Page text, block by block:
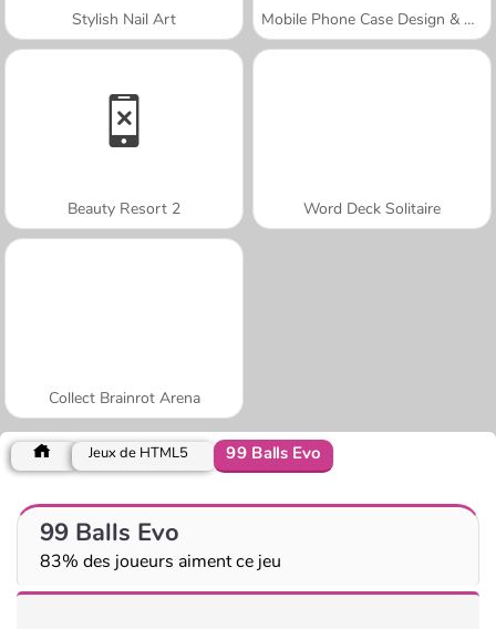
Stylish Nail Art Mobile Phone Case Design & DIY
Beauty Resort 2 Word Deck Solitaire
Collect Brainrot Arena
Jeux de HTML5 99 Balls Evo
99 Balls Evo
83% des joueurs aiment ce jeu